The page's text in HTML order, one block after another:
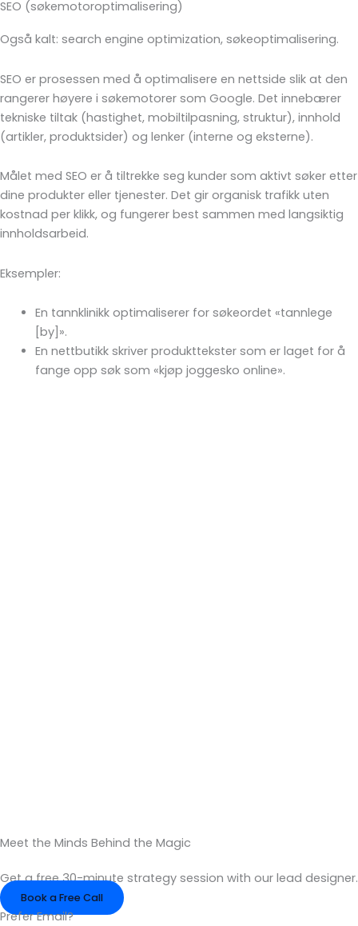
Hopp
til
SEO (søkemotoroptimalisering)
Også kalt: search engine optimization, søkeoptimalisering.
SEO er prosessen med å optimalisere en nettside slik at den
rangerer høyere i søkemotorer som Google. Det innebærer
tekniske tiltak (hastighet, mobiltilpasning, struktur), innhold
(artikler, produktsider) og lenker (interne og eksterne).
Målet med SEO er å tiltrekke seg kunder som aktivt søker etter
dine produkter eller tjenester. Det gir organisk trafikk uten
kostnad per klikk, og fungerer best sammen med langsiktig
innholdsarbeid.
Eksempler:
En tannklinikk optimaliserer for søkeordet «tannlege
[by]».
En nettbutikk skriver produkttekster som er laget for å
fange opp søk som «kjøp joggesko online».
Meet the Minds Behind the Magic
Get a free 30-minute strategy session with our lead designer.
Book a Free Call
Prefer Email?